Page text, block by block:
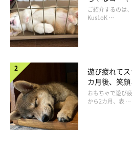
つことができるようになったこと」
子犬時代のコンちゃんは落ち着きが
だったといい、初めてオスワリがで
過ぎてからだったのだとか。
「本当に待てないコだった」という
んは根気強くおやつをうまく使いな
ところ、コンちゃんはしっかりとオ
コ“コーギー
長！
ご紹介するのは
Kus1oK …
遊び疲れて
カ月後、笑
成長！
おもちゃで遊び
から2カ月、表 …